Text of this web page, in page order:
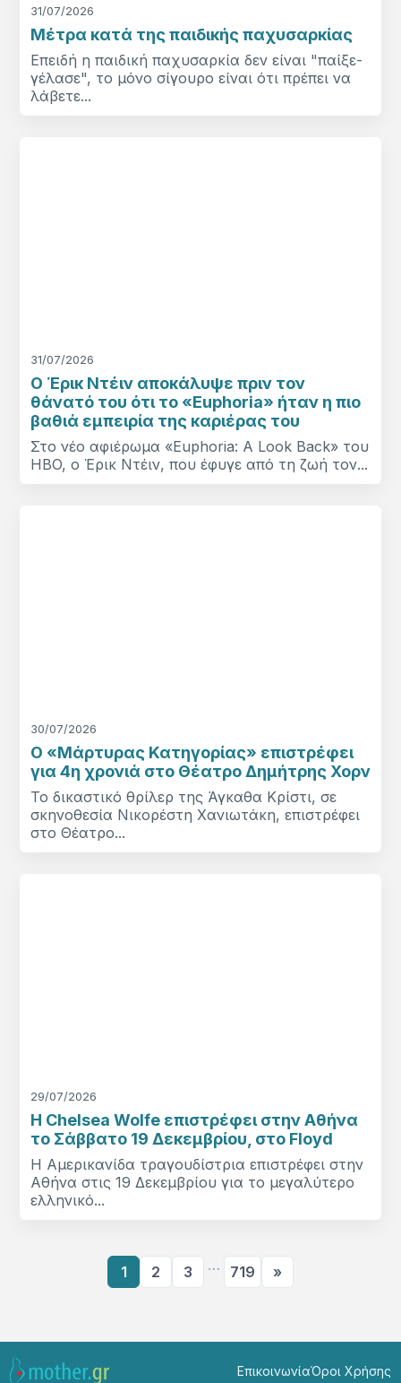
31/07/2026
Μέτρα κατά της παιδικής παχυσαρκίας
Επειδή η παιδική παχυσαρκία δεν είναι "παίξε-
γέλασε", το μόνο σίγουρο είναι ότι πρέπει να
λάβετε...
31/07/2026
Ο Έρικ Ντέιν αποκάλυψε πριν τον
θάνατό του ότι το «Euphoria» ήταν η πιο
βαθιά εμπειρία της καριέρας του
Στο νέο αφιέρωμα «Euphoria: A Look Back» του
HBO, ο Έρικ Ντέιν, που έφυγε από τη ζωή τον...
30/07/2026
Ο «Μάρτυρας Κατηγορίας» επιστρέφει
για 4η χρονιά στο Θέατρο Δημήτρης Χορν
Το δικαστικό θρίλερ της Άγκαθα Κρίστι, σε
σκηνοθεσία Νικορέστη Χανιωτάκη, επιστρέφει
στο Θέατρο...
29/07/2026
Η Chelsea Wolfe επιστρέφει στην Αθήνα
το Σάββατο 19 Δεκεμβρίου, στο Floyd
Η Αμερικανίδα τραγουδίστρια επιστρέφει στην
Αθήνα στις 19 Δεκεμβρίου για το μεγαλύτερο
ελληνικό...
1 2 3 … 719 »
ΕπικοινωνίαΌροι Χρήσης